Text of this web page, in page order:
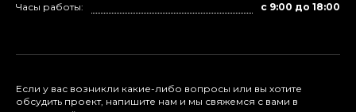
Часы работы: с 9:00 до 18:00
Если у вас возникли какие-либо вопросы или вы хотите
обсудить проект, напишите нам и мы свяжемся с вами в